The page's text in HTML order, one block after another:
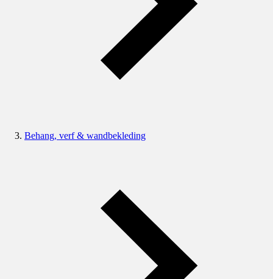
Behang, verf & wandbekleding